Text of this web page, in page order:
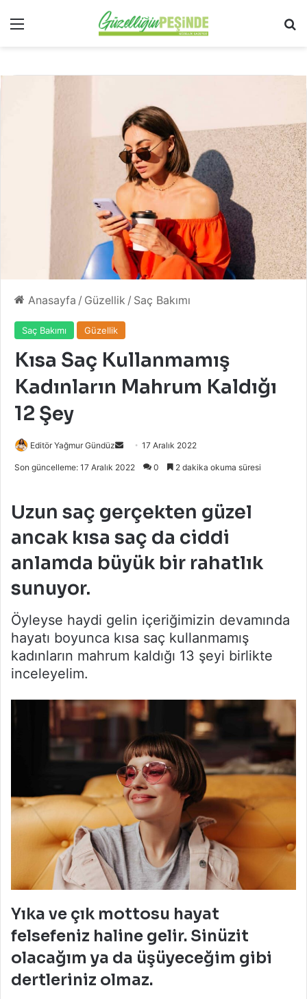
Menü
Anasayfa / Güzellik / Saç Bakımı
Saç Bakımı Güzellik
Kısa Saç Kullanmamış
Kadınların Mahrum Kaldığı
12 Şey
Editör Yağmur Gündüz
Bir
17 Aralık 2022
Son güncelleme: 17 Aralık 2022 0 2 dakika okuma süresi
Uzun saç gerçekten güzel
ancak kısa saç da ciddi
anlamda büyük bir rahatlık
sunuyor.
Öyleyse haydi gelin içeriğimizin devamında
hayatı boyunca kısa saç kullanmamış
kadınların mahrum kaldığı 13 şeyi birlikte
inceleyelim.
Yıka ve çık mottosu hayat
felsefeniz haline gelir. Sinüzit
olacağım ya da üşüyeceğim gibi
dertleriniz olmaz.